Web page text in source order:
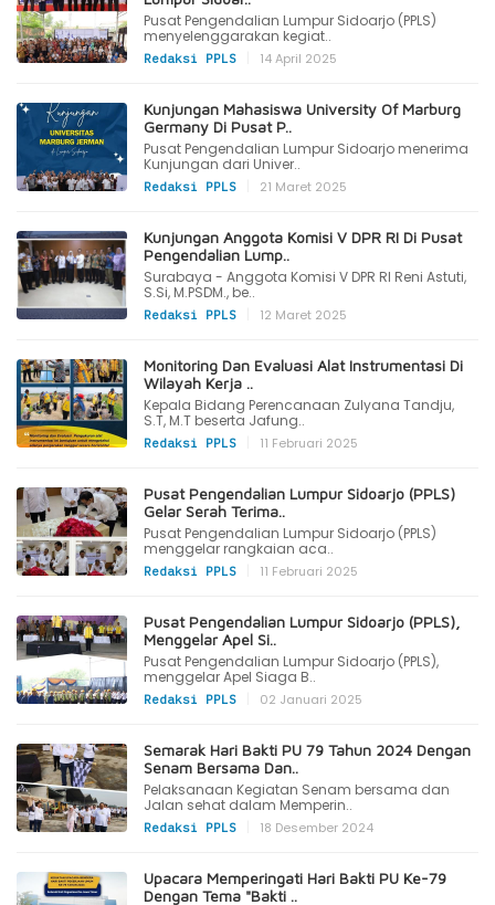
Pusat Pengendalian Lumpur Sidoarjo (PPLS)
menyelenggarakan kegiat..
Redaksi PPLS 14 April 2025
Kunjungan Mahasiswa University Of Marburg
Germany Di Pusat P..
Pusat Pengendalian Lumpur Sidoarjo menerima
Kunjungan dari Univer..
Redaksi PPLS 21 Maret 2025
Kunjungan Anggota Komisi V DPR RI Di Pusat
Pengendalian Lump..
Surabaya - Anggota Komisi V DPR RI Reni Astuti,
S.Si, M.PSDM., be..
Redaksi PPLS 12 Maret 2025
Monitoring Dan Evaluasi Alat Instrumentasi Di
Wilayah Kerja ..
Kepala Bidang Perencanaan Zulyana Tandju,
S.T, M.T beserta Jafung..
Redaksi PPLS 11 Februari 2025
Pusat Pengendalian Lumpur Sidoarjo (PPLS)
Gelar Serah Terima..
Pusat Pengendalian Lumpur Sidoarjo (PPLS)
menggelar rangkaian aca..
Redaksi PPLS 11 Februari 2025
Pusat Pengendalian Lumpur Sidoarjo (PPLS),
Menggelar Apel Si..
Pusat Pengendalian Lumpur Sidoarjo (PPLS),
menggelar Apel Siaga B..
Redaksi PPLS 02 Januari 2025
Semarak Hari Bakti PU 79 Tahun 2024 Dengan
Senam Bersama Dan..
Pelaksanaan Kegiatan Senam bersama dan
Jalan sehat dalam Memperin..
Redaksi PPLS 18 Desember 2024
Upacara Memperingati Hari Bakti PU Ke-79
Dengan Tema "Bakti ..